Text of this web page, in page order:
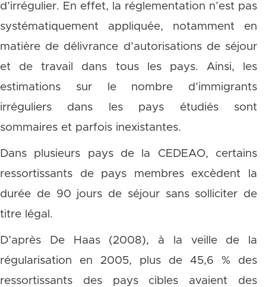
d’irrégulier. En effet, la réglementation n’est pas
systématiquement appliquée, notamment en
matière de délivrance d’autorisations de séjour
et de travail dans tous les pays. Ainsi, les
estimations sur le nombre d’immigrants
irréguliers dans les pays étudiés sont
sommaires et parfois inexistantes.
Dans plusieurs pays de la CEDEAO, certains
ressortissants de pays membres excèdent la
durée de 90 jours de séjour sans solliciter de
titre légal.
D’après De Haas (2008), à la veille de la
régularisation en 2005, plus de 45,6 % des
ressortissants des pays cibles avaient des